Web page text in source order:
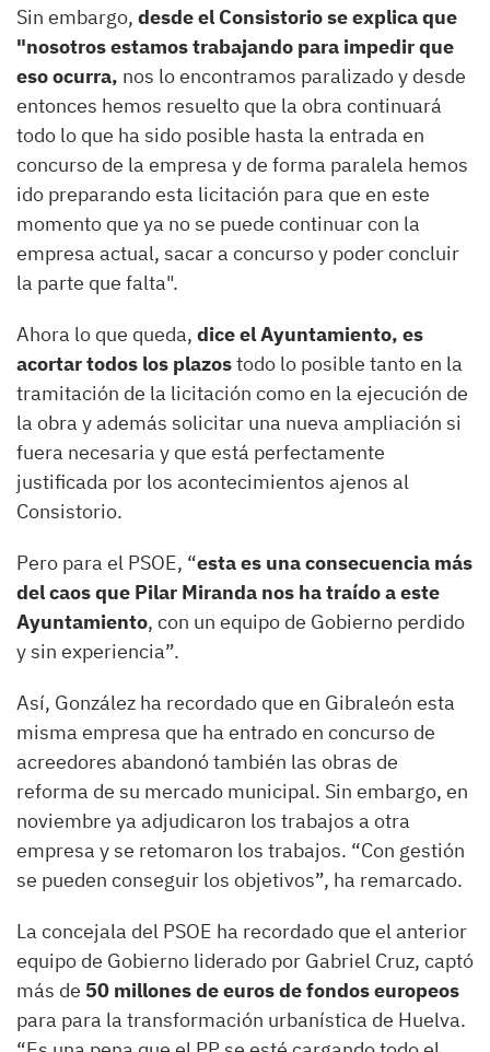
Sin embargo, desde el Consistorio se explica que
"nosotros estamos trabajando para impedir que
eso ocurra, nos lo encontramos paralizado y desde
entonces hemos resuelto que la obra continuará
todo lo que ha sido posible hasta la entrada en
concurso de la empresa y de forma paralela hemos
ido preparando esta licitación para que en este
momento que ya no se puede continuar con la
empresa actual, sacar a concurso y poder concluir
la parte que falta".
Ahora lo que queda, dice el Ayuntamiento, es
acortar todos los plazostodo lo posible tanto en la
tramitación de la licitación como en la ejecución de
la obra y además solicitar una nueva ampliación si
fuera necesaria y que está perfectamente
justificada por los acontecimientos ajenos al
Consistorio.
Pero para el PSOE, “esta es una consecuencia más
del caos que Pilar Miranda nos ha traído a este
Ayuntamiento, con un equipo de Gobierno perdido
y sin experiencia”.
Así, González ha recordado que en Gibraleón esta
misma empresa que ha entrado en concurso de
acreedores abandonó también las obras de
reforma de su mercado municipal. Sin embargo, en
noviembre ya adjudicaron los trabajos a otra
empresa y se retomaron los trabajos. “Con gestión
se pueden conseguir los objetivos”, ha remarcado.
La concejala del PSOE ha recordado que el anterior
equipo de Gobierno liderado por Gabriel Cruz, captó
más de 50 millones de euros de fondos europeos
para para la transformación urbanística de Huelva.